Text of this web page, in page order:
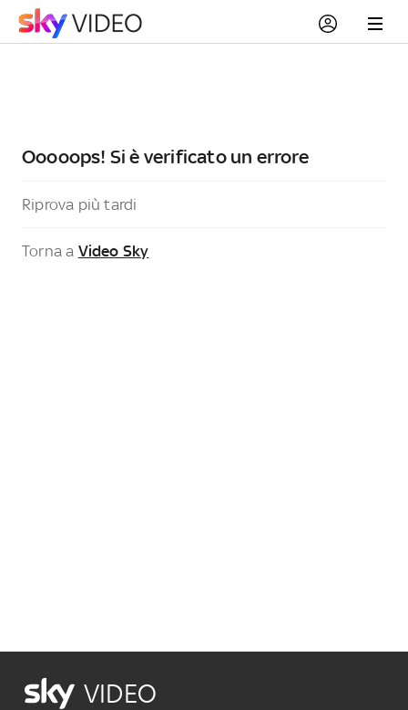
Ooooops! Si è verificato un errore
Riprova più tardi
Torna a Video Sky
VIDEO